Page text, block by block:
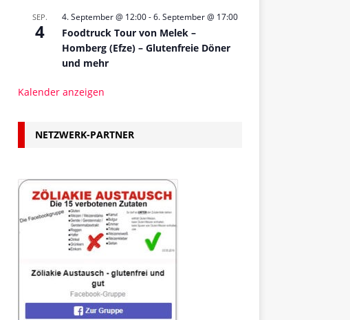
SEP.
4
4. September @ 12:00-6. September @ 17:00
Foodtruck Tour von Melek –
Homberg (Efze) – Glutenfreie Döner
und mehr
Kalender anzeigen
NETZWERK-PARTNER